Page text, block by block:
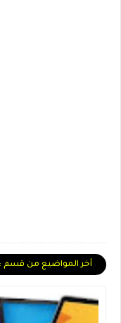
أخر المواضيع من قسم :